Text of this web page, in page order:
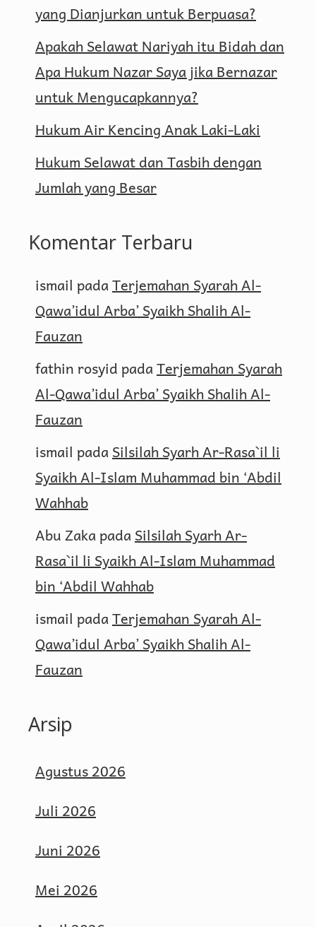
yang Dianjurkan untuk Berpuasa?
Apakah Selawat Nariyah itu Bidah dan
Apa Hukum Nazar Saya jika Bernazar
untuk Mengucapkannya?
Hukum Air Kencing Anak Laki-Laki
Hukum Selawat dan Tasbih dengan
Jumlah yang Besar
Komentar Terbaru
ismail padaTerjemahan Syarah Al-
Qawa’idul Arba’ Syaikh Shalih Al-
Fauzan
fathin rosyid padaTerjemahan Syarah
Al-Qawa’idul Arba’ Syaikh Shalih Al-
Fauzan
ismail padaSilsilah Syarh Ar-Rasa`il li
Syaikh Al-Islam Muhammad bin ‘Abdil
Wahhab
Abu ZakapadaSilsilah Syarh Ar-
Rasa`il li Syaikh Al-Islam Muhammad
bin ‘Abdil Wahhab
ismail padaTerjemahan Syarah Al-
Qawa’idul Arba’ Syaikh Shalih Al-
Fauzan
Arsip
Agustus 2026
Juli 2026
Juni 2026
Mei 2026